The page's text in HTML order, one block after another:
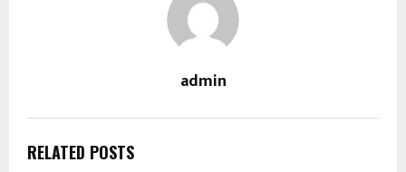
admin
RELATED POSTS